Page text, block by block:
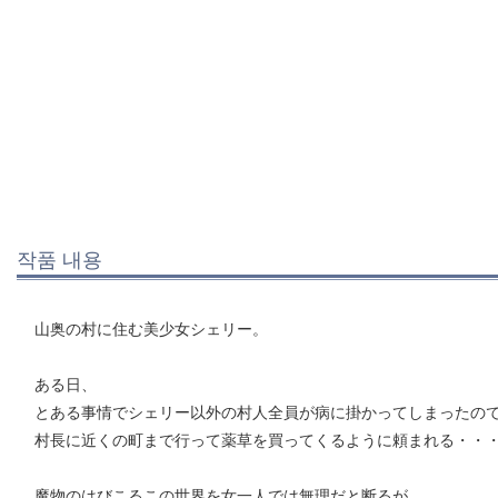
작품 내용
山奥の村に住む美少女シェリー。
ある日、
とある事情でシェリー以外の村人全員が病に掛かってしまったの
村長に近くの町まで行って薬草を買ってくるように頼まれる・・